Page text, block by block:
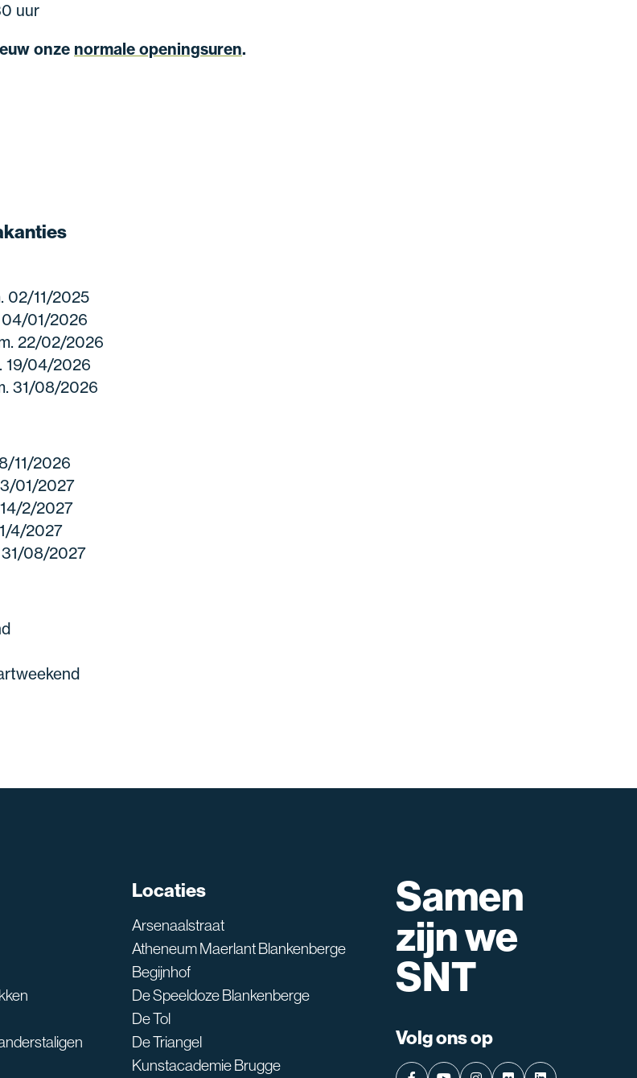
uur
onze normale openingsuren.
02/11/2025
04/01/2026
22/02/2026
19/04/2026
31/08/2026
11/2026
01/2027
2/2027
4/2027
31/08/2027
Locaties
Arsenaalstraat
Atheneum Maerlant Blankenberge
Begijnhof
De Speeldoze Blankenberge
De Tol
De Triangel
Kunstacademie Brugge
Samen
zijn we
SNT
Volg ons op
SNT assistent